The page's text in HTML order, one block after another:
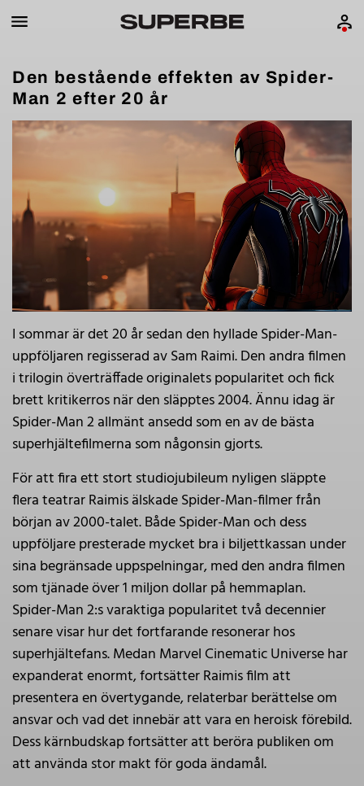
Den bestående effekten av Spider-
Man 2 efter 20 år
I sommar är det 20 år sedan den hyllade Spider-Man-
uppföljaren regisserad av Sam Raimi. Den andra filmen
i trilogin överträffade originalets popularitet och fick
brett kritikerros när den släpptes 2004. Ännu idag är
Spider-Man 2 allmänt ansedd som en av de bästa
superhjältefilmerna som någonsin gjorts.
För att fira ett stort studiojubileum nyligen släppte
flera teatrar Raimis älskade Spider-Man-filmer från
början av 2000-talet. Både Spider-Man och dess
uppföljare presterade mycket bra i biljettkassan under
sina begränsade uppspelningar, med den andra filmen
som tjänade över 1 miljon dollar på hemmaplan.
Spider-Man 2:s varaktiga popularitet två decennier
senare visar hur det fortfarande resonerar hos
superhjältefans. Medan Marvel Cinematic Universe har
expanderat enormt, fortsätter Raimis film att
presentera en övertygande, relaterbar berättelse om
ansvar och vad det innebär att vara en heroisk förebild.
Dess kärnbudskap fortsätter att beröra publiken om
att använda stor makt för goda ändamål.